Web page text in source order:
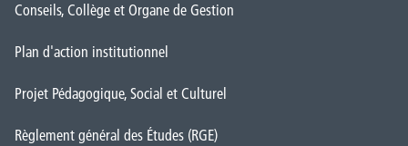
Conseils, Collège et Organe de Gestion
Plan d'action institutionnel
Projet Pédagogique, Social et Culturel
Règlement général des Études (RGE)